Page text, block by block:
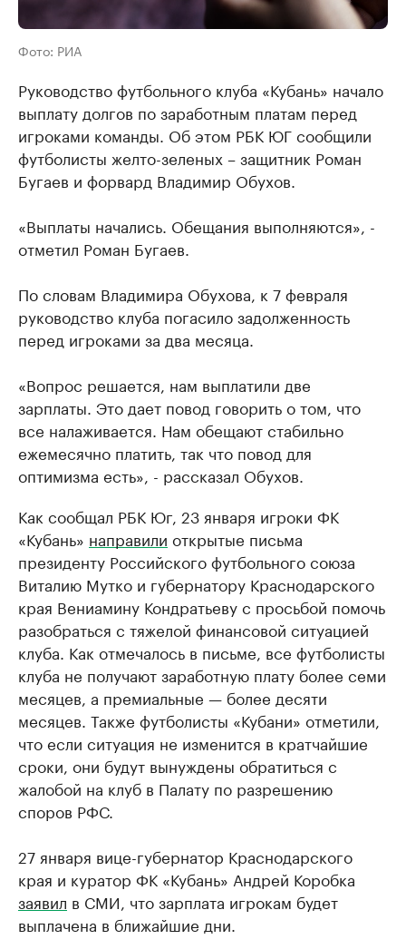
Фото: РИА
Руководство футбольного клуба «Кубань» начало
выплату долгов по заработным платам перед
игроками команды. Об этом РБК ЮГ сообщили
футболисты желто-зеленых – защитник Роман
Бугаев и форвард Владимир Обухов.
«Выплаты начались. Обещания выполняются», -
отметил Роман Бугаев.
По словам Владимира Обухова, к 7 февраля
руководство клуба погасило задолженность
перед игроками за два месяца.
«Вопрос решается, нам выплатили две
зарплаты. Это дает повод говорить о том, что
все налаживается. Нам обещают стабильно
ежемесячно платить, так что повод для
оптимизма есть», - рассказал Обухов.
Как сообщал РБК Юг, 23 января игроки ФК
«Кубань» направили открытые письма
президенту Российского футбольного союза
Виталию Мутко и губернатору Краснодарского
края Вениамину Кондратьеву с просьбой помочь
разобраться с тяжелой финансовой ситуацией
клуба. Как отмечалось в письме, все футболисты
клуба не получают заработную плату более семи
месяцев, а премиальные — более десяти
месяцев. Также футболисты «Кубани» отметили,
что если ситуация не изменится в кратчайшие
сроки, они будут вынуждены обратиться с
жалобой на клуб в Палату по разрешению
споров РФС.
27 января вице-губернатор Краснодарского
края и куратор ФК «Кубань» Андрей Коробка
заявил в СМИ, что зарплата игрокам будет
выплачена в ближайшие дни.